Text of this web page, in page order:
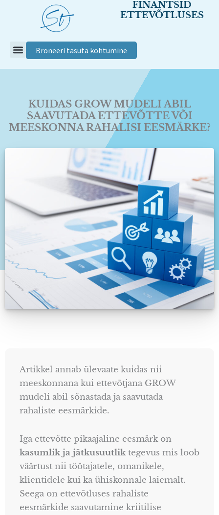
FINANTSID
ETTEVÕTLUSES
Broneeri tasuta kohtumine
KUIDAS GROW MUDELI ABIL
SAAVUTADA ETTEVÕTTE VÕI
MEESKONNA RAHALISI EESMÄRKE?
Artikkel annab ülevaate kuidas nii
meeskonnana kui ettevõtjana GROW
mudeli abil sõnastada ja saavutada
rahaliste eesmärkide.
Iga ettevõtte pikaajaline eesmärk on
kasumlik ja jätkusuutliktegevus mis loob
väärtust nii töötajatele, omanikele,
klientidele kui ka ühiskonnale laiemalt.
Seega on ettevõtluses rahaliste
eesmärkide saavutamine kriitilise